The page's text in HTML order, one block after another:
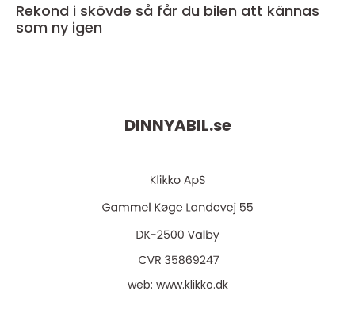
Rekond i skövde så får du bilen att kännas
som ny igen
DINNYABIL.se
web: www.klikko.dk